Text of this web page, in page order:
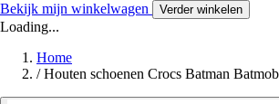
Bekijk mijn winkelwagen Verder winkelen
Loading...
Home
/ Houten schoenen Crocs Batman